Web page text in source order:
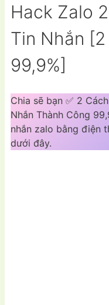
Hack Zalo
Tin Nhắn
99,9%]
Chia sẽ bạn ✅ 2
Nhắn Thành Công
nhắn zalo bằng điện
dưới đây.